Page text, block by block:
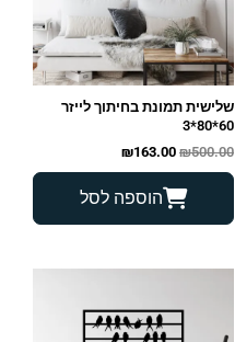
שלישית תמונת בחיתוך לייזר
60*80*3
₪500.00
₪163.00
הוספה לסל
היה:
₪112.00.
הוא:
₪39.00.